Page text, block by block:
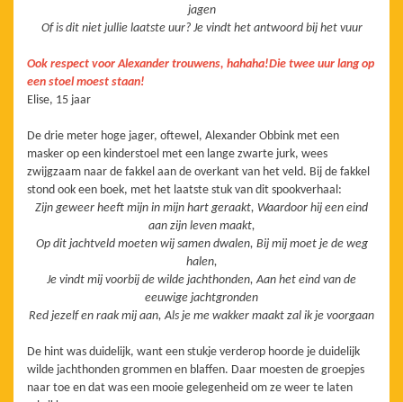
jagen
Of is dit niet jullie laatste uur? Je vindt het antwoord bij het vuur
Ook respect voor Alexander trouwens, hahaha!Die twee uur lang op
een stoel moest staan!
Elise, 15 jaar
De drie meter hoge jager, oftewel, Alexander Obbink met een
masker op een kinderstoel met een lange zwarte jurk, wees
zwijgzaam naar de fakkel aan de overkant van het veld. Bij de fakkel
stond ook een boek, met het laatste stuk van dit spookverhaal:
Zijn geweer heeft mijn in mijn hart geraakt, Waardoor hij een eind
aan zijn leven maakt,
Op dit jachtveld moeten wij samen dwalen, Bij mij moet je de weg
halen,
Je vindt mij voorbij de wilde jachthonden, Aan het eind van de
eeuwige jachtgronden
Red jezelf en raak mij aan, Als je me wakker maakt zal ik je voorgaan
De hint was duidelijk, want een stukje verderop hoorde je duidelijk
wilde jachthonden grommen en blaffen. Daar moesten de groepjes
naar toe en dat was een mooie gelegenheid om ze weer te laten